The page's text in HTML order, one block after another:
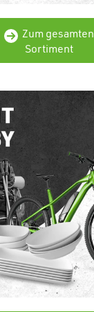
Zum gesamten
Sortiment